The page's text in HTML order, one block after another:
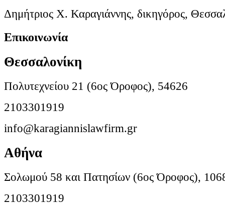
Δημήτριος Χ. Καραγιάννης, δικηγόρος,
Επικοινωνία
Θεσσαλονίκη
Πολυτεχνείου 21 (6ος Όροφος), 54626
2103301919
info@karagiannislawfirm.gr
Αθήνα
Σολωμού 58 και Πατησίων (6ος Όροφος),
2103301919